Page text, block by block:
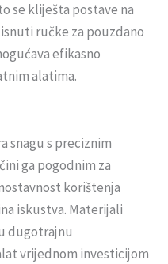
se kliješta postave na
ručke za pouzdano
efikasno
alatima.
snagu s preciznim
ga pogodnim za
korištenja
iskustva. Materijali
dugotrajnu
vrijednom investicijom